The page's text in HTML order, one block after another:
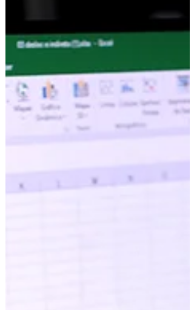
maior da população. Esqueça os rótulos de
atende por um acrônimo em inglês que vem
ganhando força no vocabulário
Trend (Nova Tendência de Viver a Maturidade).